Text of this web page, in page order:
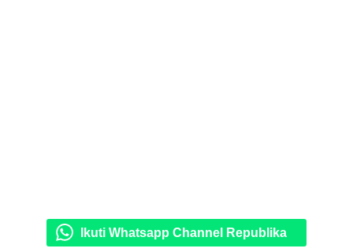
Ikuti Whatsapp Channel Republika